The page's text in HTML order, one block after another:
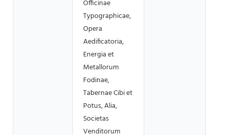
Officinae
Typographicae,
Opera
Aedificatoria,
Energia et
Metallorum
Fodinae,
Tabernae Cibi et
Potus, Alia,
Societas
Venditorum